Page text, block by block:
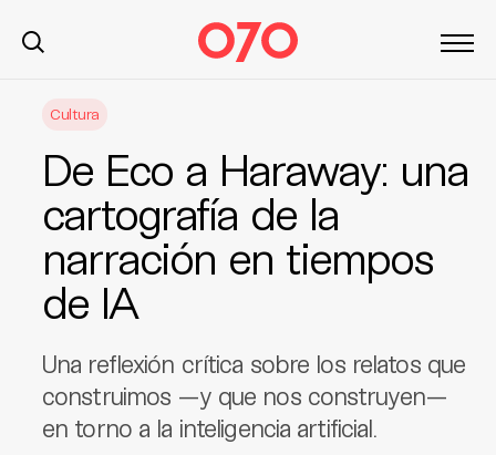
Cultura
De Eco a Haraway: una
cartografía de la
narración en tiempos
de IA
Una reflexión crítica sobre los relatos que
construimos —y que nos construyen—
en torno a la inteligencia artificial.